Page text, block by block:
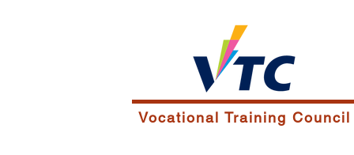
Vocational Training Council